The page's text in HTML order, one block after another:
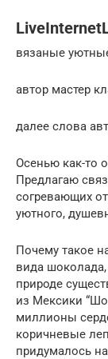
вязаные
автор мастер
далее слова
Осенью как-то
Предлагаю
согревающих
уютного,
Почему такое
вида
природе
из Мексики
миллионы
коричневые
придумалось